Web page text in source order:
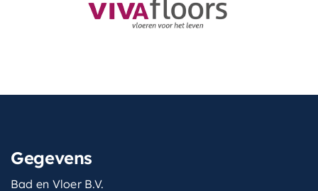
Gegevens
Bad en Vloer B.V.